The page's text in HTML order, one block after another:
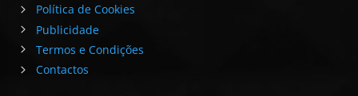
Política de Cookies
Publicidade
Termos e Condições
Contactos